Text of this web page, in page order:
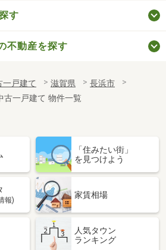
す
不動産を探す
一戸建て 滋賀県
長浜市
古一戸建て 物件一覧
「住みたい街」
を見つけよう
報)
家賃相場
人気タウン
ランキング